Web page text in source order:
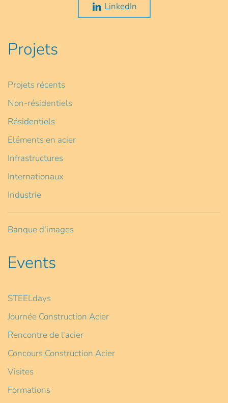
LinkedIn
Projets
Projets récents
Non-résidentiels
Résidentiels
Eléments en acier
Infrastructures
Internationaux
Industrie
Banque d'images
Events
STEELdays
Journée Construction Acier
Rencontre de l'acier
Concours Construction Acier
Visites
Formations